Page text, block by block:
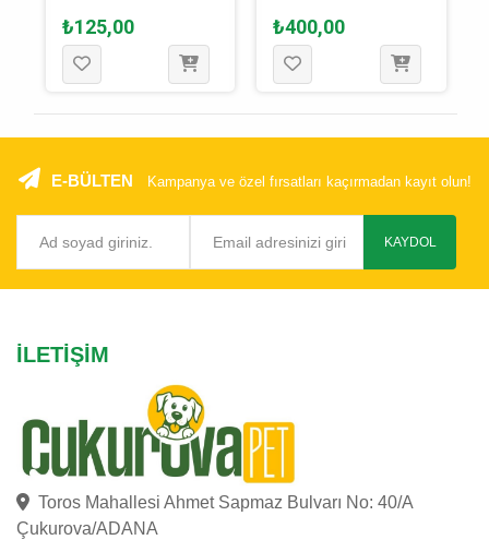
Kaplumbağa Yemi
100 Ml - 34 Gr
₺125,00
250 Ml - 36 Gr
₺400,00
E-BÜLTEN Kampanya ve özel fırsatları kaçırmadan kayıt olun!
KAYDOL
İLETIŞIM
Toros Mahallesi Ahmet Sapmaz Bulvarı No: 40/A
Çukurova/ADANA